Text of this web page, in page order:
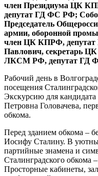
член Президиума ЦК
депутат ГД ФС РФ;
Председатель
армии, оборонной
член ЦК КПРФ,
Павлович, секретарь
ЛКСМ РФ, депутат ГД
Рабочий день в
посещения
Экскурсию для
Петровна Головачева,
обкома.
Перед зданием обкома –
Иосифу Сталину. В
партийные знамена и
Сталинградского обкома
Просторные кабинеты,